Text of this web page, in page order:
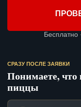
Бесплатно
СРАЗУ ПОСЛЕ ЗАЯВКИ
Понимаете, что
пиццы